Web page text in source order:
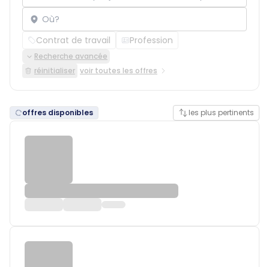
Localisation
Contrat de travail Profession
Recherche avancée
réinitialiser voir toutes les offres
offres disponibles les plus pertinents